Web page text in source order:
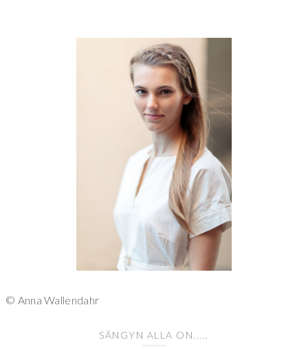
© Anna Wallendahr
SÄNGYN ALLA ON.....